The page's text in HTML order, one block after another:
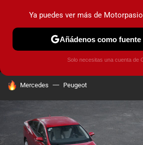
MENÚ
INDUSTRIA HOY NO
HOY SE HABLA DE
Mercedes Peugeot
Ya puedes ver más de
Añádenos como
Solo necesitas una cuenta de